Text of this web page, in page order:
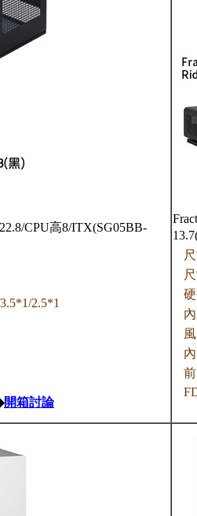
CPU高8/ITX(SG05BB-
2.5*1
開箱討論